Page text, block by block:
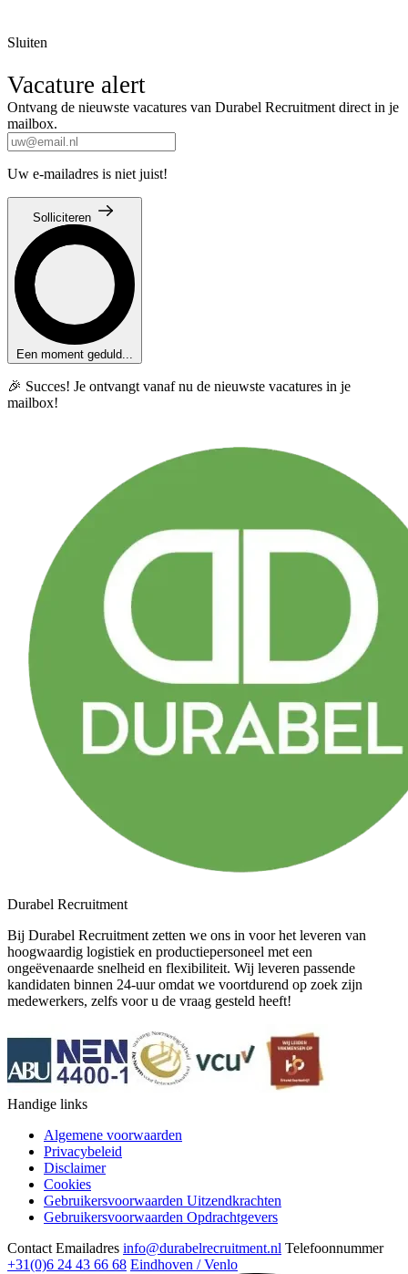
Sluiten
Vacature alert
Ontvang de nieuwste vacatures van Durabel Recruitment direct in je
mailbox.
Uw e-mailadres is niet juist!
Solliciteren
Een moment geduld...
🎉 Succes! Je ontvangt vanaf nu de nieuwste vacatures in je
mailbox!
Durabel Recruitment
Bij Durabel Recruitment zetten we ons in voor het leveren van
hoogwaardig logistiek en productiepersoneel met een
ongeëvenaarde snelheid en flexibiliteit. Wij leveren passende
kandidaten binnen 24-uur omdat we voortdurend op zoek zijn
medewerkers, zelfs voor u de vraag gesteld heeft!
Handige links
Algemene voorwaarden
Privacybeleid
Disclaimer
Cookies
Gebruikersvoorwaarden Uitzendkrachten
Gebruikersvoorwaarden Opdrachtgevers
Contact Emailadres info@durabelrecruitment.nl Telefoonnummer
+31(0)6 24 43 66 68 Eindhoven / Venlo